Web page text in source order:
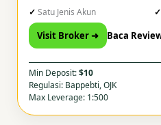
Satu Jenis Akun
Visit Broker ➜ Baca
Min Deposit:$10
Regulasi: Bappebti, OJK
Max Leverage: 1:500